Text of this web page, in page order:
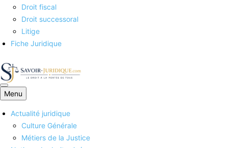
Droit fiscal
Droit successoral
Litige
Fiche Juridique
Savoirs juridiques
Menu
Actualité juridique
Culture Générale
Métiers de la Justice